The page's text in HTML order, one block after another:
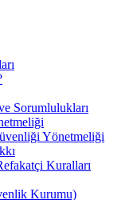
Sorumlulukları
Yönetmeliği
Kuralları
Kurumu)